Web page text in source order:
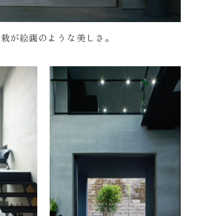
が絵画のような美しさ。